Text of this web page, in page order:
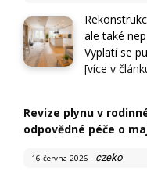
ale také
Vyplatí se
[více v
Revize plynu v
odpovědné péče o
16 června 2026 - czeko